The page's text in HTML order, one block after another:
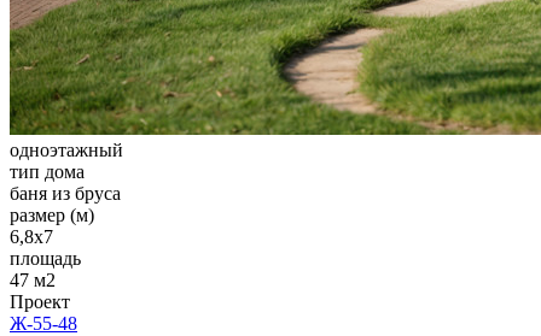
одноэтажный
тип дома
баня из бруса
размер (м)
6,8х7
площадь
47 м2
Проект
Ж-55-48